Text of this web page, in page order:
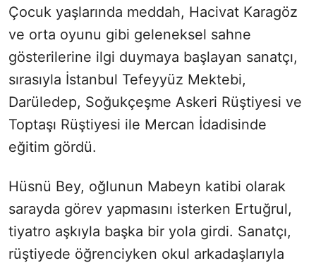
Çocuk yaşlarında meddah, Hacivat Karagöz
ve orta oyunu gibi geleneksel sahne
gösterilerine ilgi duymaya başlayan sanatçı,
sırasıyla İstanbul Tefeyyüz Mektebi,
Darüledep, Soğukçeşme Askeri Rüştiyesi ve
Toptaşı Rüştiyesi ile Mercan İdadisinde
eğitim gördü.
Hüsnü Bey, oğlunun Mabeyn katibi olarak
sarayda görev yapmasını isterken Ertuğrul,
tiyatro aşkıyla başka bir yola girdi. Sanatçı,
rüştiyede öğrenciyken okul arkadaşlarıyla